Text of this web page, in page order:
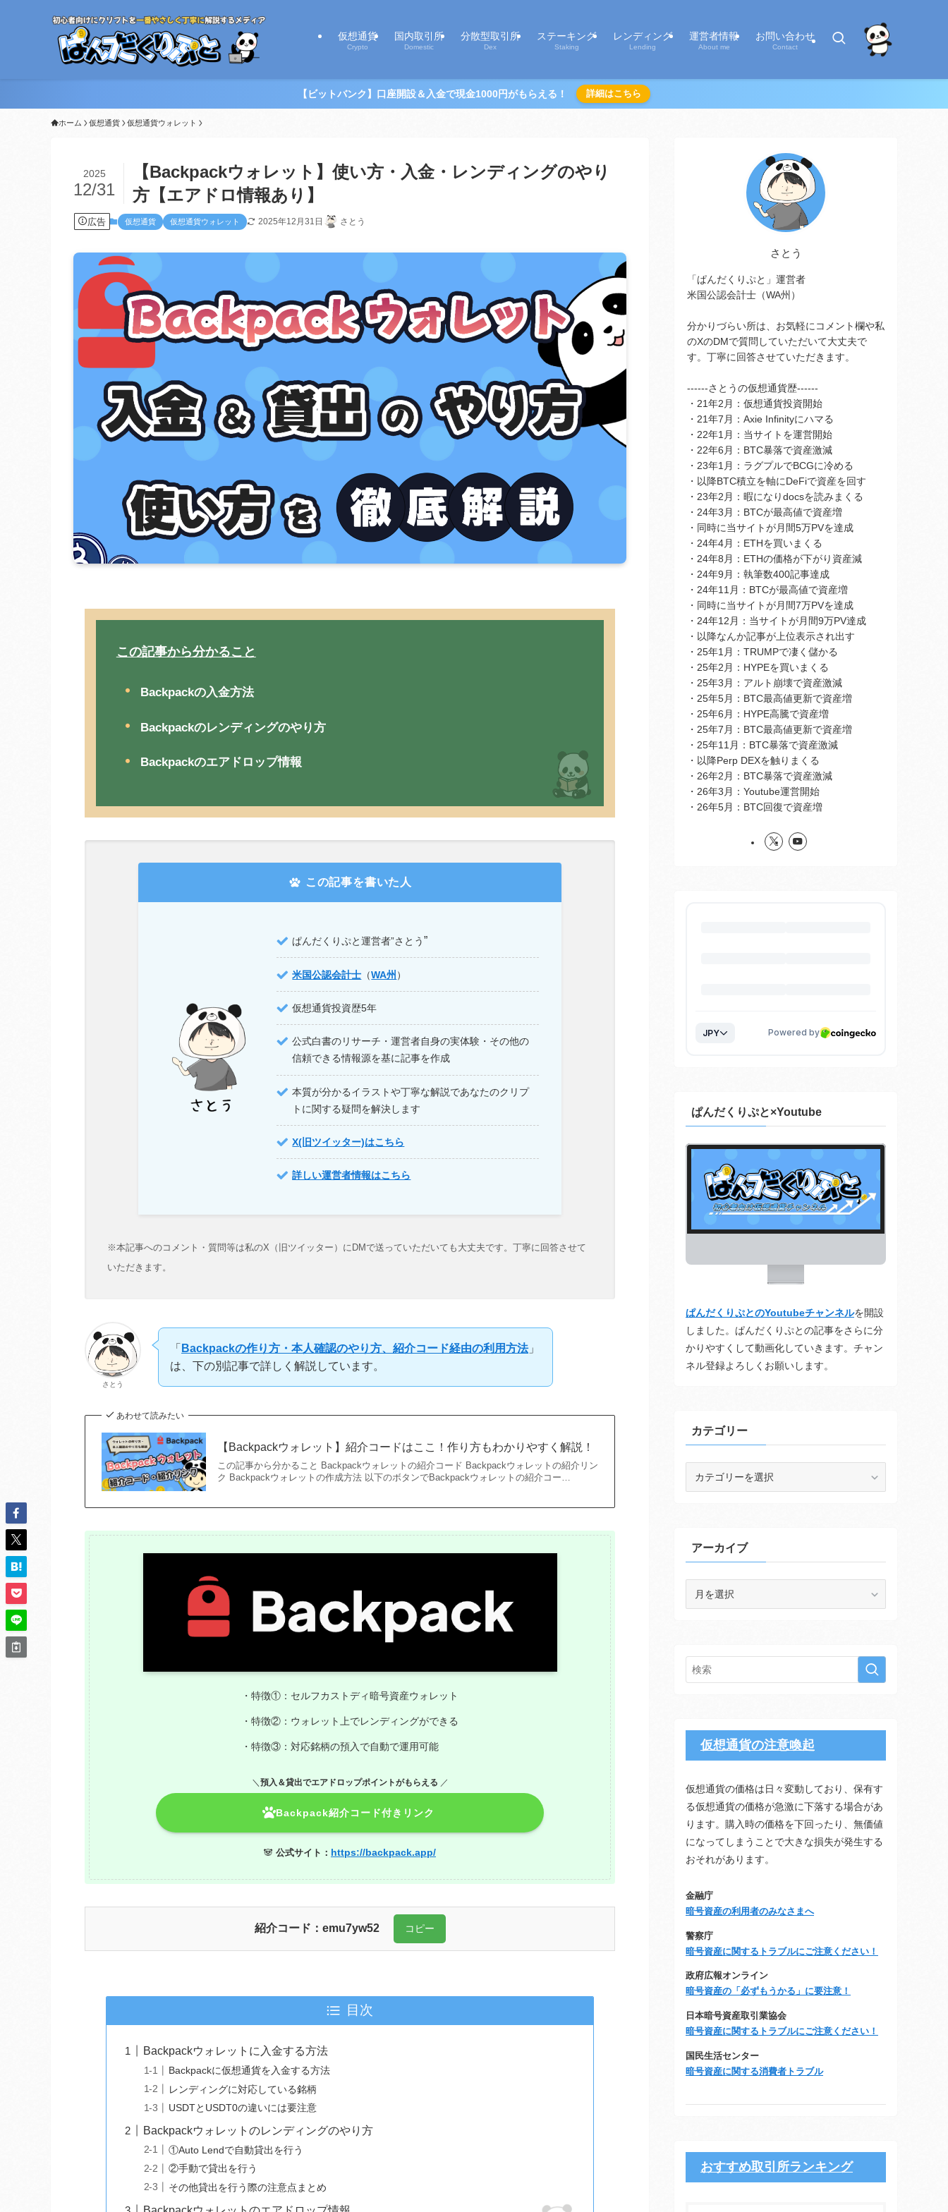
仮想通貨
Crypto
国内取引所
Domestic
分散型取引所
Dex
ステーキング
Staking
レンディング
Lending
運営者情報
About me
お問い合わせ
Contact
【ビットバンク】口座開設＆入金で現金1000円がもらえる！ 詳細はこちら
ホーム 仮想通貨 仮想通貨ウォレット
【Backpackウォレット】使い方・入金・レンディングのやり
方【エアドロ情報あり】
2025
12/31
広告 仮想通貨 仮想通貨ウォレット 2025年12月31日 さとう
この記事から分かること
Backpackの入金方法
Backpackのレンディングのやり方
Backpackのエアドロップ情報
この記事を書いた人
ぱんだくりぷと運営者”さとう”
米国公認会計士 （WA州 ）
仮想通貨投資歴5年
公式白書のリサーチ・運営者自身の実体験・その他の
信頼できる情報源を基に記事を作成
本質が分かるイラストや丁寧な解説であなたのクリプ
トに関する疑問を解決します
X(旧ツイッター)はこちら
詳しい運営者情報はこちら
※本記事へのコメント・質問等は私のX（旧ツイッター）にDMで送っていただいても大丈夫です。丁寧に回答させて
いただきます。
さとう
「 Backpackの作り方・本人確認のやり方、紹介コード経由の利用方法」
は、下の別記事で詳しく解説しています。
あわせて読みたい
【Backpackウォレット】紹介コードはここ！作り方もわかりやすく解説！
この記事から分かること Backpackウォレットの紹介コード Backpackウォレットの紹介リン
ク Backpackウォレットの作成方法 以下のボタンでBackpackウォレットの紹介コー…
・特徴①：セルフカストディ暗号資産ウォレット
・特徴②：ウォレット上でレンディングができる
・特徴③：対応銘柄の預入で自動で運用可能
＼ 預入＆貸出でエアドロップポイントがもらえる ／
Backpack紹介コード付きリンク
🐼 公式サイト： https://backpack.app/
紹介コード： emu7yw52 コピー
目次
Backpackウォレットに入金する方法
Backpackに仮想通貨を入金する方法
レンディングに対応している銘柄
USDTとUSDT0の違いには要注意
Backpackウォレットのレンディングのやり方
①Auto Lendで自動貸出を行う
②手動で貸出を行う
その他貸出を行う際の注意点まとめ
さとう
「ぱんだくりぷと」運営者
米国公認会計士（WA州）
分かりづらい所は、お気軽にコメント欄や私
のXのDMで質問していただいて大丈夫で
す。丁寧に回答させていただきます。
------さとうの仮想通貨歴------
・21年2月：仮想通貨投資開始
・21年7月：Axie Infinityにハマる
・22年1月：当サイトを運営開始
・22年6月：BTC暴落で資産激減
・23年1月：ラグプルでBCGに冷める
・以降BTC積立を軸にDeFiで資産を回す
・23年2月：暇になりdocsを読みまくる
・24年3月：BTCが最高値で資産増
・同時に当サイトが月間5万PVを達成
・24年4月：ETHを買いまくる
・24年8月：ETHの価格が下がり資産減
・24年9月：執筆数400記事達成
・24年11月：BTCが最高値で資産増
・同時に当サイトが月間7万PVを達成
・24年12月：当サイトが月間9万PV達成
・以降なんか記事が上位表示され出す
・25年1月：TRUMPで凄く儲かる
・25年2月：HYPEを買いまくる
・25年3月：アルト崩壊で資産激減
・25年5月：BTC最高値更新で資産増
・25年6月：HYPE高騰で資産増
・25年7月：BTC最高値更新で資産増
・25年11月：BTC暴落で資産激減
・以降Perp DEXを触りまくる
・26年2月：BTC暴落で資産激減
・26年3月：Youtube運営開始
・26年5月：BTC回復で資産増
ぱんだくりぷと×Youtube
ぱんだくりぷとのYoutubeチャンネルを開設
しました。ぱんだくりぷとの記事をさらに分
かりやすくして動画化していきます。チャン
ネル登録よろしくお願いします。
カテゴリー
アーカイブ
仮想通貨の注意喚起
仮想通貨の価格は日々変動しており、保有す
る仮想通貨の価格が急激に下落する場合があ
ります。購入時の価格を下回ったり、無価値
になってしまうことで大きな損失が発生する
おそれがあります。
金融庁
暗号資産の利用者のみなさまへ
警察庁
暗号資産に関するトラブルにご注意ください！
政府広報オンライン
暗号資産の「必ずもうかる」に要注意！
日本暗号資産取引業協会
暗号資産に関するトラブルにご注意ください！
国民生活センター
暗号資産に関する消費者トラブル
おすすめ取引所ランキング